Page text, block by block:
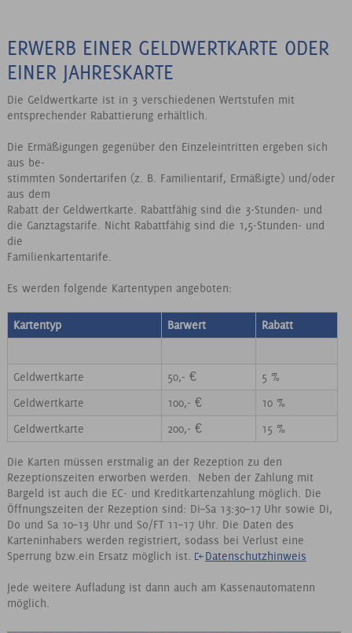
ERWERB EINER GELDWERTKARTE ODER
EINER JAHRESKARTE
Die Geldwertkarte ist in 3 verschiedenen Wertstufen mit
entsprechender Rabattierung erhältlich.
Die Ermäßigungen gegenüber den Einzeleintritten ergeben sich
aus be-
stimmten Sondertarifen (z. B. Familientarif, Ermäßigte) und/oder
aus dem
Rabatt der Geldwertkarte. Rabattfähig sind die 3-Stunden- und
die Ganztagstarife. Nicht Rabattfähig sind die 1,5-Stunden- und
die
Familienkartentarife.
Es werden folgende Kartentypen angeboten:
Kartentyp Barwert Rabatt
Geldwertkarte 50,- €
5 %
Geldwertkarte
100,- €
10 %
Geldwertkarte
200,- € 15 %
Die Karten müssen erstmalig an der Rezeption zu den
Rezeptionszeiten erworben werden. Neben der Zahlung mit
Bargeld ist auch die EC- und Kreditkartenzahlung möglich. Die
Öffnungszeiten der Rezeption sind: Di–Sa 13:30–17 Uhr sowie Di,
Do und Sa 10–13 Uhr und So/FT 11–17 Uhr. Die Daten des
Karteninhabers werden registriert, sodass bei Verlust eine
Sperrung bzw.ein Ersatz möglich ist.
Datenschutzhinweis
Jede weitere Aufladung ist dann auch am Kassenautomatenn
möglich.